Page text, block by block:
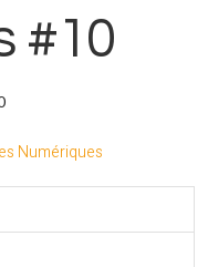
#10
Numériques